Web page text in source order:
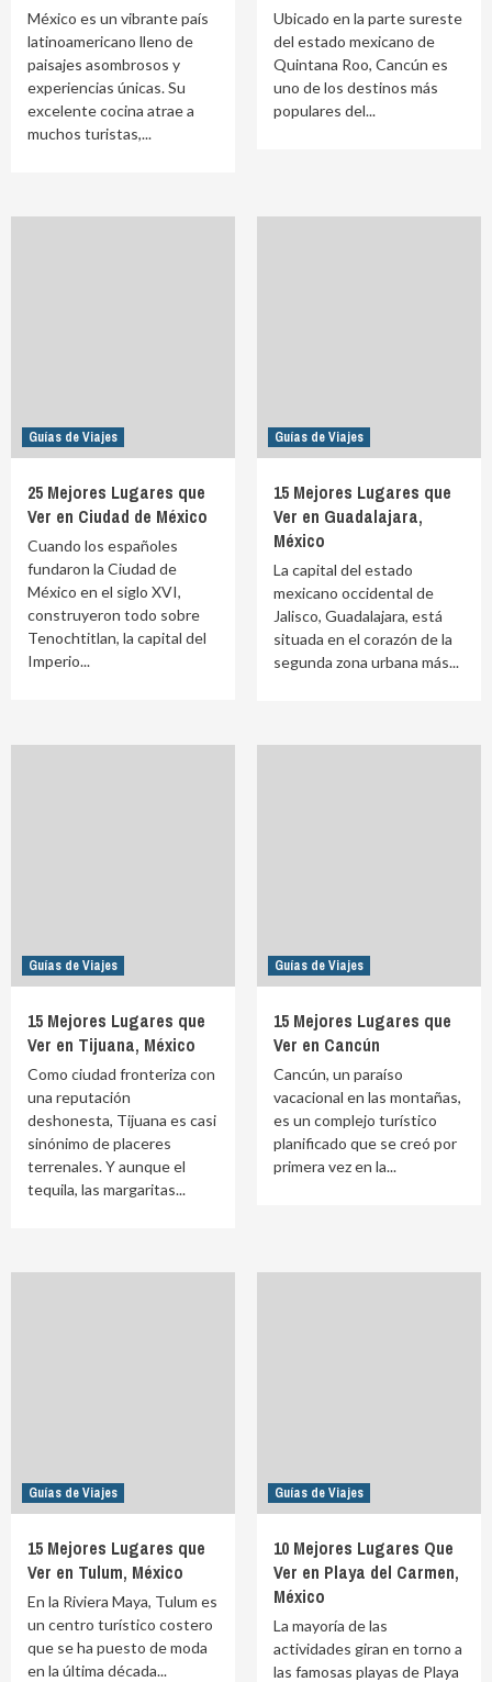
México es un vibrante país
latinoamericano lleno de
paisajes asombrosos y
experiencias únicas. Su
excelente cocina atrae a
muchos turistas,...
Ubicado en la parte sureste
del estado mexicano de
Quintana Roo, Cancún es
uno de los destinos más
populares del...
Guías de Viajes
25 Mejores Lugares que
Ver en Ciudad de México
Cuando los españoles
fundaron la Ciudad de
México en el siglo XVI,
construyeron todo sobre
Tenochtitlan, la capital del
Imperio...
Guías de Viajes
15 Mejores Lugares que
Ver en Guadalajara,
México
La capital del estado
mexicano occidental de
Jalisco, Guadalajara, está
situada en el corazón de la
segunda zona urbana más...
Guías de Viajes
15 Mejores Lugares que
Ver en Tijuana, México
Como ciudad fronteriza con
una reputación
deshonesta, Tijuana es casi
sinónimo de placeres
terrenales. Y aunque el
tequila, las margaritas...
Guías de Viajes
15 Mejores Lugares que
Ver en Cancún
Cancún, un paraíso
vacacional en las montañas,
es un complejo turístico
planificado que se creó por
primera vez en la...
Guías de Viajes
15 Mejores Lugares que
Ver en Tulum, México
En la Riviera Maya, Tulum es
un centro turístico costero
que se ha puesto de moda
en la última década...
Guías de Viajes
10 Mejores Lugares Que
Ver en Playa del Carmen,
México
La mayoría de las
actividades giran en torno a
las famosas playas de Playa